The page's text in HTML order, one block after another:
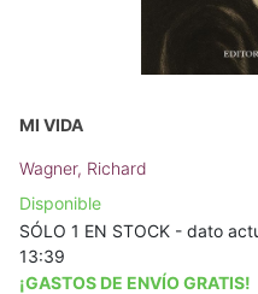
MI VIDA
Wagner, Richard
Disponible
SÓLO 1 EN STOCK - dato
13:39
¡GASTOS DE ENVÍO GRATIS!